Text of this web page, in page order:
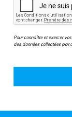
Pour connaître et exercer
des données collectées par